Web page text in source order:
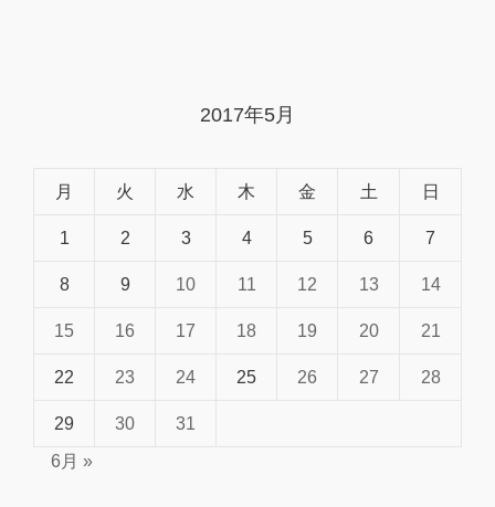
2017年5月
月 火 水 木 金 土 日
1 2 3 4 5 6 7
8 9 10 11 12 13 14
15 16 17 18 19 20 21
22 23 24 25 26 27 28
29 30
31
6月 »